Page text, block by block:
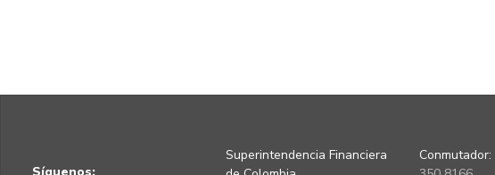
Superintendencia Financiera
Conmutador: